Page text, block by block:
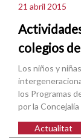
21 abril 2015
colegios
Los niños y
los Programas
por la
Actualitat